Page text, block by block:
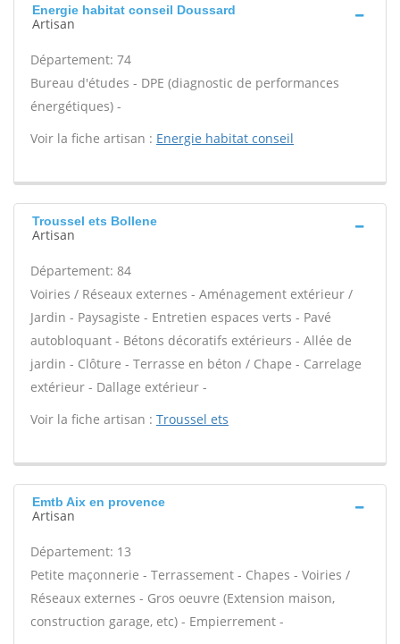
Energie habitat conseil Doussard
Artisan
Département: 74
Bureau d'études - DPE (diagnostic de performances
énergétiques) -
Voir la fiche artisan : Energie habitat conseil
Troussel ets Bollene
Artisan
Département: 84
Voiries / Réseaux externes - Aménagement extérieur /
Jardin - Paysagiste - Entretien espaces verts - Pavé
autobloquant - Bétons décoratifs extérieurs - Allée de
jardin - Clôture - Terrasse en béton / Chape - Carrelage
extérieur - Dallage extérieur -
Voir la fiche artisan : Troussel ets
Emtb Aix en provence
Artisan
Département: 13
Petite maçonnerie - Terrassement - Chapes - Voiries /
Réseaux externes - Gros oeuvre (Extension maison,
construction garage, etc) - Empierrement -